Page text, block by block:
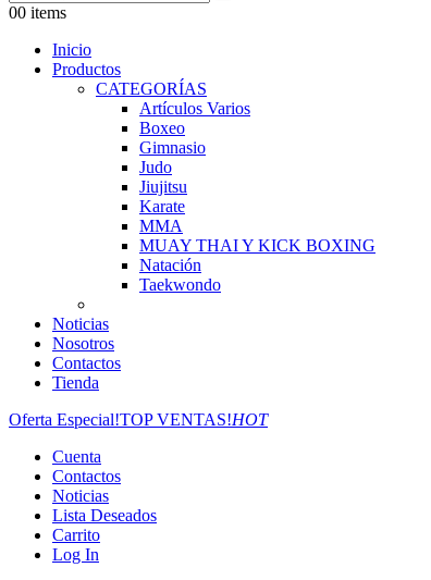
00 items
Inicio
Productos
CATEGORÍAS
Artículos Varios
Boxeo
Gimnasio
Judo
Jiujitsu
Karate
MMA
MUAY THAI Y KICK BOXING
Natación
Taekwondo
Noticias
Nosotros
Contactos
Tienda
Oferta Especial!TOP VENTAS!HOT
Cuenta
Contactos
Noticias
Lista Deseados
Carrito
Log In